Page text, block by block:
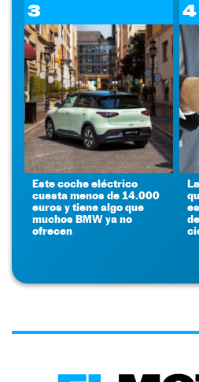
3
Este coche eléctrico
cuesta menos de 14.000
euros y tiene algo que
muchos BMW ya no
ofrecen
4